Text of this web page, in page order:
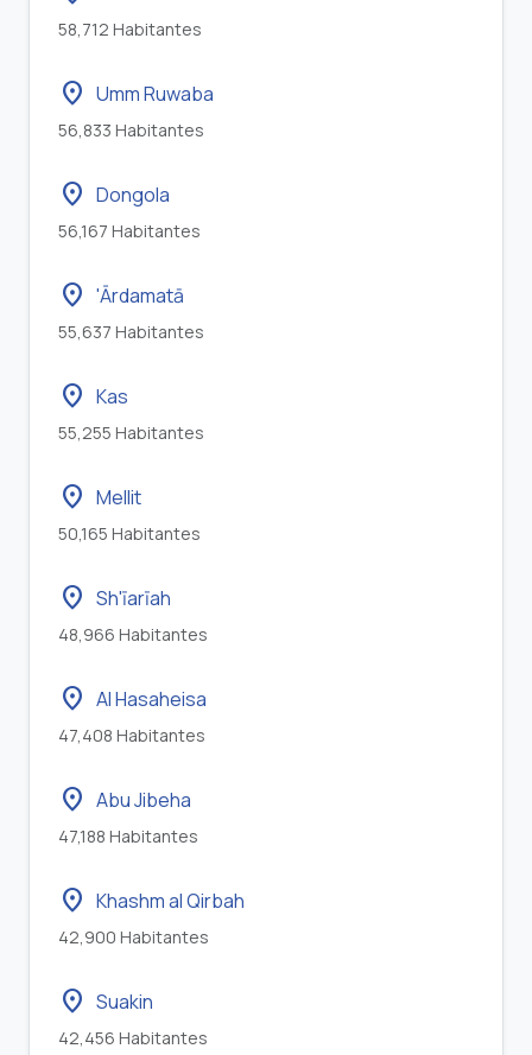
58,712 Habitantes
location_on Umm Ruwaba
56,833 Habitantes
location_on Dongola
56,167 Habitantes
location_on 'Ārdamatā
55,637 Habitantes
location_on Kas
55,255 Habitantes
location_on Mellit
50,165 Habitantes
location_on Sh'īarīah
48,966 Habitantes
location_on Al Hasaheisa
47,408 Habitantes
location_on Abu Jibeha
47,188 Habitantes
location_on Khashm al Qirbah
42,900 Habitantes
location_on Suakin
42,456 Habitantes